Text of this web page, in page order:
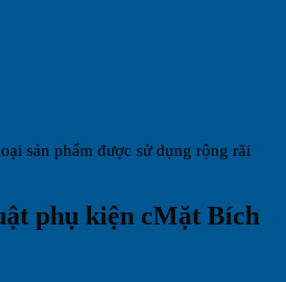
sản phẩm được sử dụng rộng rãi
phụ kiện cMặt Bích